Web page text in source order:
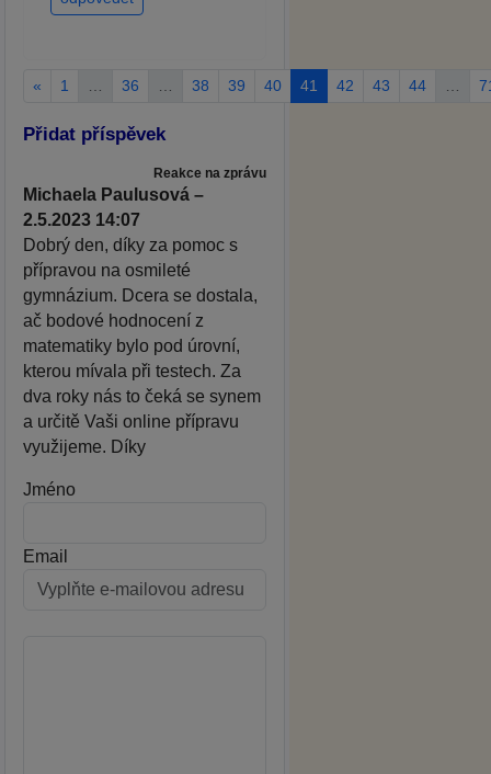
« 1 36 38 39 40 41 42 43 44
Přidat příspěvek
Reakce na zprávu
Michaela Paulusová –
2.5.2023 14:07
Dobrý den, díky za pomoc s
přípravou na osmileté
gymnázium. Dcera se dostala,
ač bodové hodnocení z
matematiky bylo pod úrovní,
kterou mívala při testech. Za
dva roky nás to čeká se synem
a určitě Vaši online přípravu
využijeme. Díky
Jméno
Email